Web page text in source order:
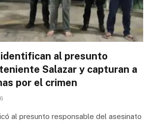
al presunto
Salazar y capturan a
por el crimen
al presunto responsable del asesinato